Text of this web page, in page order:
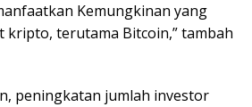
Kemungkinan yang
kripto, terutama Bitcoin,” tambah
peningkatan jumlah investor